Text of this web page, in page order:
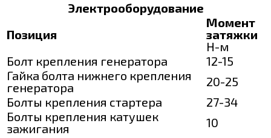
Электрооборудование
Позиция
Момент
затяжки
Н-м
Болт крепления генератора
12-15
Гайка болта нижнего крепления
генератора
20-25
Болты крепления стартера
27-34
Болты крепления катушек
зажигания
10